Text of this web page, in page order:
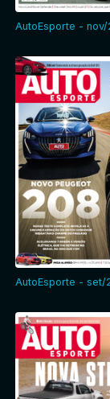
AutoEsporte - nov/
AutoEsporte - set/